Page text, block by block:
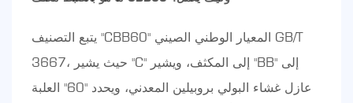
يتبع التصنيف "CBB60" المعيار الوطني الصيني GB/T
3667، حيث يشير "C" إلى المكثف، ويشير "BB" إلى
عازل غشاء البولي بروبيلين المعدني، ويحدد "60" العلبة